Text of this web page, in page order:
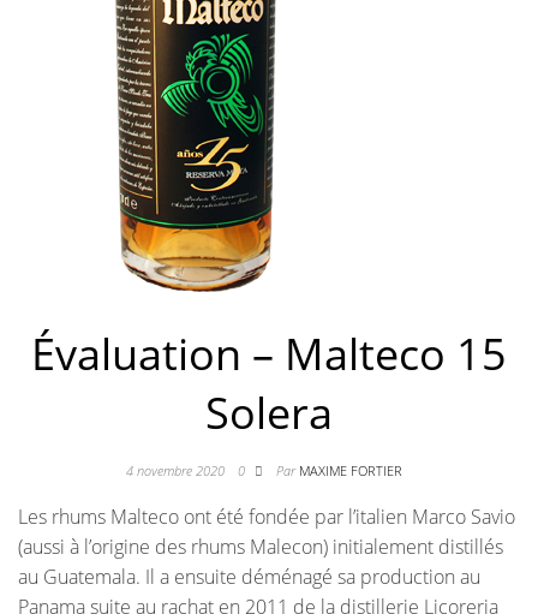
Évaluation – Malteco 15
Solera
4 novembre 2020 0 Par MAXIME FORTIER
Les rhums Malteco ont été fondée par l’italien Marco Savio
(aussi à l’origine des rhums Malecon) initialement distillés
au Guatemala. Il a ensuite déménagé sa production au
Panama suite au rachat en 2011 de la distillerie Licoreria